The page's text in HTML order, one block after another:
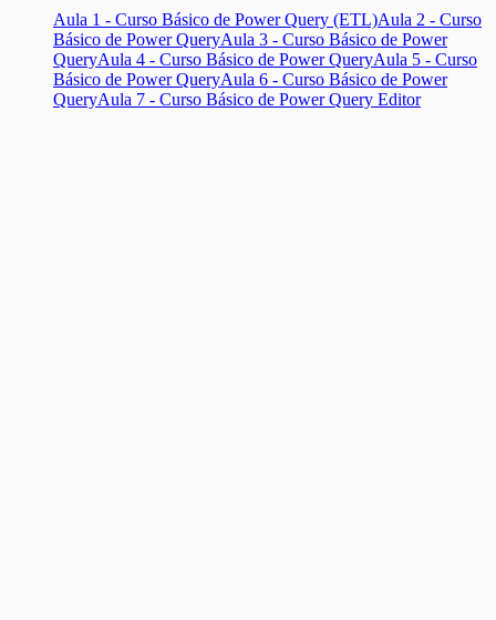
Aula 1 - Curso Básico de Power Query (ETL)Aula 2 - Curso
Básico de Power QueryAula 3 - Curso Básico de Power
QueryAula 4 - Curso Básico de Power QueryAula 5 - Curso
Básico de Power QueryAula 6 - Curso Básico de Power
QueryAula 7 - Curso Básico de Power Query Editor